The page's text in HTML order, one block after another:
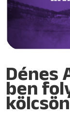
Dénes
ben